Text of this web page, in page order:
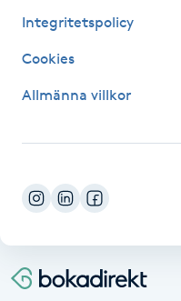
Japansk massage
Keratinbehandling
Integritetspolicy
Cookies
Allmänna villkor